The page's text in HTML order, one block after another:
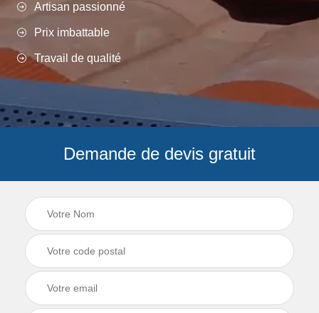
Artisan passionné
Prix imbattable
Travail de qualité
Demande de devis gratuit